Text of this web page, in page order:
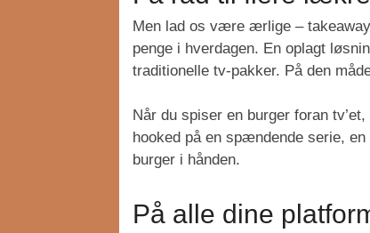
Men lad os være ærlige –
penge i hverdagen. En oplagt
traditionelle tv-pakker. På den
Når du spiser en burger foran
hooked på en spændende serie,
burger i hånden.
På alle dine